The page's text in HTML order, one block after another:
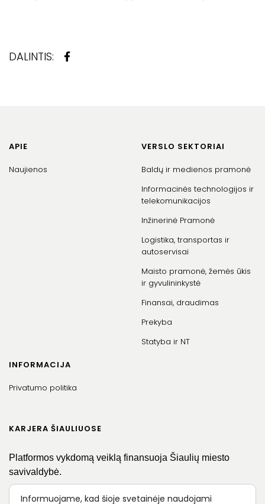
DALINTIS:
KARJERA ŠIAULIUOSE
Platformos vykdomą veiklą finansuoja Šiaulių miesto
savivaldybė.
APIE
Naujienos
VERSLO SEKTORIAI
Baldų ir medienos pramonė
Informacinės technologijos ir
telekomunikacijos
Inžinerinė Pramonė
Logistika, transportas ir
autoservisai
Maisto pramonė, žemės ūkis
ir gyvulininkystė
Finansai, draudimas
Prekyba
Statyba ir NT
INFORMACIJA
Privatumo politika
Informuojame, kad šioje svetainėje naudojami